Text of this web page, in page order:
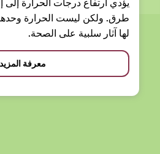
يؤدي ارتفاع درجات الحرارة إلى
طرق. ولكن ليست الحرارة وحدها هي
لها آثار سلبية على الصحة.
معرفة المزيد